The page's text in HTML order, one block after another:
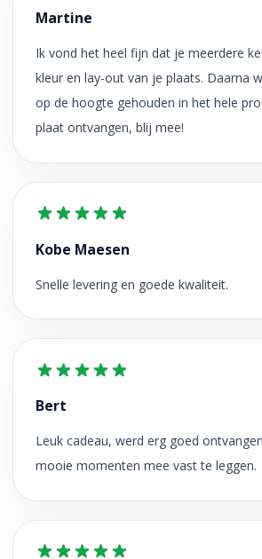
Martine
Ik vond het heel fijn dat je meerdere
kleur en lay-out van je plaats. Daarna
op de hoogte gehouden in het hele
plaat ontvangen, blij mee!
Kobe Maesen
Snelle levering en goede kwaliteit.
Bert
Leuk cadeau, werd erg goed
mooie momenten mee vast te leggen.